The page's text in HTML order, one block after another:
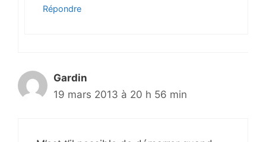
Répondre
Gardin
19 mars 2013 à 20 h 56 min